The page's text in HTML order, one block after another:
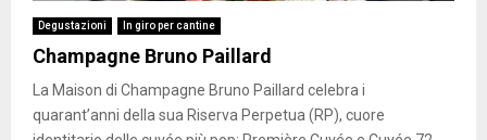
Degustazioni In giro per cantine
Champagne Bruno Paillard
La Maison di Champagne Bruno Paillard celebra i
quarant’anni della sua Riserva Perpetua (RP), cuore